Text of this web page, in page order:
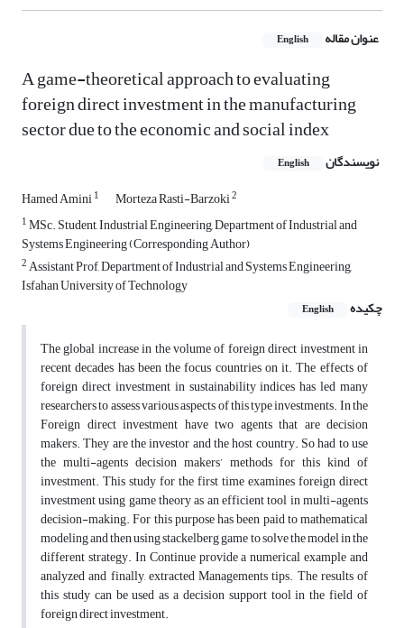
عنوان مقاله English
A game-theoretical approach to evaluating
foreign direct investment in the manufacturing
sector due to the economic and social index
نویسندگان English
Hamed Amini1 Morteza Rasti-Barzoki2
1MSc. Student, Industrial Engineering, Department of Industrial and
Systems Engineering (Corresponding Author)
2Assistant Prof, Department of Industrial and Systems Engineering,
Isfahan University of Technology
چکیده
English
The global increase in the volume of foreign direct investment in
recent decades has been the focus countries on it. The effects of
foreign direct investment in sustainability indices has led many
researchers to assess various aspects of this type investments. In the
Foreign direct investment have two agents that are decision
makers. They are the investor and the host country. So had to use
the multi-agents decision makers’ methods for this kind of
investment. This study for the first time examines foreign direct
investment using game theory as an efficient tool in multi-agents
decision-making. For this purpose has been paid to mathematical
modeling and then using stackelberg game to solve the model in the
different strategy. In Continue provide a numerical example and
analyzed and finally, extracted Managements tips. The results of
this study can be used as a decision support tool in the field of
foreign direct investment.